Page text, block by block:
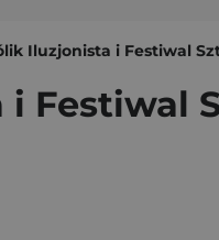
Iluzjonista i Festiwal
Festiwal